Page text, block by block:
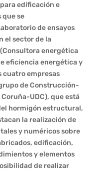
edificación e
que se
de ensayos
el sector de la
energética
eficiencia energética y
cuatro empresas
de Construcción-
UDC), que está
hormigón estructural,
la realización de
y numéricos sobre
edificación,
y elementos
de realizar